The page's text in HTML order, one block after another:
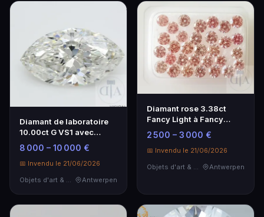
Diamant de laboratoire
10.00ct G VS1 avec
certificat IGI
8 000 – 10 000 €
📅 Invendu le 21/06/2026
Objets d'art & Curiosités
Antwerpen
Diamant rose 3.38ct
Fancy Light à Fancy
Intense VS-SI avec
certificat GRA
2 500 – 3 000 €
📅 Invendu le 21/06/2026
Objets d'art & Curiosités
Antwerpen